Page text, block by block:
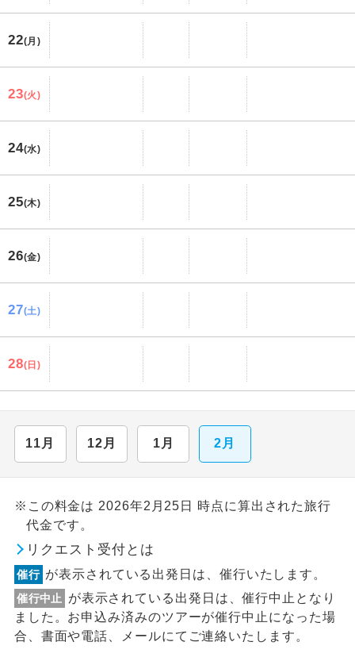
22(月)
23(火)
24(水)
25(木)
26(金)
27(土)
28(日)
11月 12月 1月 2月
※この料金は 2026年2月25日 時点に算出された旅行
代金です。
リクエスト受付とは
催行 が表示されている出発日は、催行いたします。
催行中止
が表示されている出発日は、催行中止となり
ました。お申込み済みのツアーが催行中止になった場
合、書面や電話、メールにてご連絡いたします。